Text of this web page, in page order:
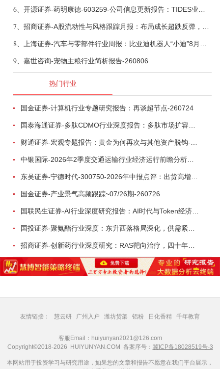
6、
7、
8、
9、 嘉世咨询-宠物主粮行业简析报告-260806
热门行业
国金证券-计算机行业专题研究报告：再谈超节点-260724
中银国际-2026年2季度交通运输行业经济运行前瞻分析：地缘冲突致航运和航空景气度分化，交通基础设施板块总体呈现稳健特征-260724
东吴证券-宁德时代-300750-2026年中报点评：出货高增业绩稳健，回购彰显龙头信心-260726
国金证券-产业景气高频跟踪~07/26期-260726
国联民生证券-AI行业深度研究报告：AI时代与Token经济，从技术符号到数字石油-260801
招商证券-创新药行业深度研究：RAS靶向治疗，四十年不可成药的终结，与终结之后的治疗格局演化-260805
友情链接： 慧云研 广州入户 潍坊货架 铝粉 日化香精 千年教育
客服Email：huiyunyan2021@126.com
Copyright©2018-2026 HUIYUNYAN.COM 备案序号： 冀ICP备18028519号-3
本网站用于投资学习与研究用途，如果您的文章和报告不愿意在我们平台展示，